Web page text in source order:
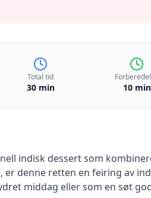
Total tid
30 min 10 min
indisk dessert som
denne retten en feiring av
middag eller som en søt